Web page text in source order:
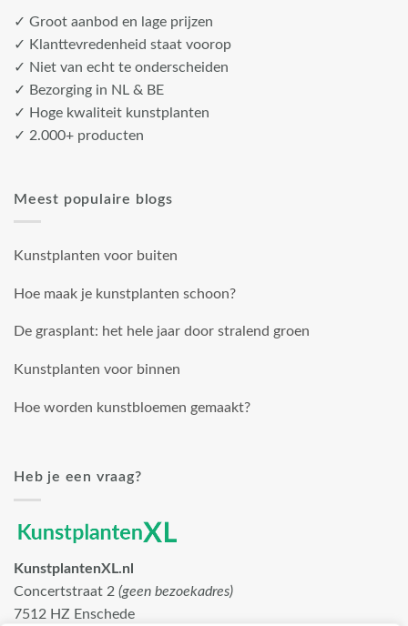
✓ Groot aanbod en lage prijzen
✓ Klanttevredenheid staat voorop
✓ Niet van echt te onderscheiden
✓ Bezorging in NL & BE
✓ Hoge kwaliteit kunstplanten
✓ 2.000+ producten
Meest populaire blogs
Kunstplanten voor buiten
Hoe maak je kunstplanten schoon?
De grasplant: het hele jaar door stralend groen
Kunstplanten voor binnen
Hoe worden kunstbloemen gemaakt?
Heb je een vraag?
KunstplantenXL.nl
Concertstraat 2 (geen bezoekadres)
7512 HZ Enschede